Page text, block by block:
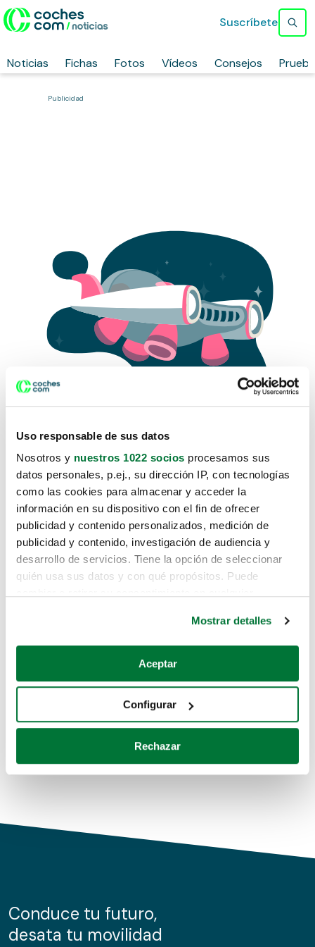
Uso responsable de sus datos
Nosotros y nuestros 1022 socios procesamos sus
datos personales, p.ej., su dirección IP, con tecnologías
como las cookies para almacenar y acceder la
información en su dispositivo con el fin de ofrecer
publicidad y contenido personalizados, medición de
publicidad y contenido, investigación de audiencia y
desarrollo de servicios. Tiene la opción de seleccionar
quién usa sus datos y con qué propósitos. Puede
Si lo permite, también quisiéramos:
Recopilar información sobre su ubicación geográfica
Identificar su dispositivo analizándolo activamente
para buscar características específicas (huellas
Obtenga más información sobre cómo se procesan sus
de cookies.
información sobre el uso que haga del sitio web con
nuestros partners de redes sociales, publicidad y análisis
Mostrar detalles
Aceptar
Configurar
Rechazar
Noticias Fichas Fotos Vídeos Consejos
Suscríbete
Publicidad
Lo sentimos, no sabemos como
te hemos traido hasta aquí.
Pero puedes encontrar el coche que estás
buscando en alguno de estos enlaces:
Coches de segunda mano
Coches de km0
Conduce tu futuro,
desata tu movilidad